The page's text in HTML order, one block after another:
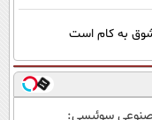
به کام است
سوئیسی: